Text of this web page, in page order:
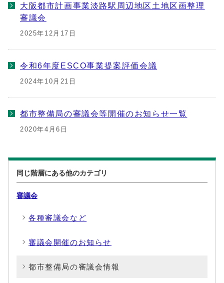
大阪都市計画事業淡路駅周辺地区土地区画整理
審議会
2025年12月17日
令和6年度ESCO事業提案評価会議
2024年10月21日
都市整備局の審議会等開催のお知らせ一覧
2020年4月6日
同じ階層にある他のカテゴリ
審議会
各種審議会など
審議会開催のお知らせ
都市整備局の審議会情報